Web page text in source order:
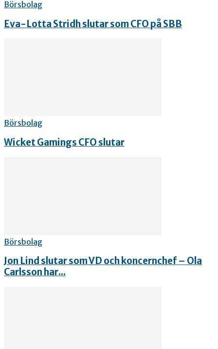
Börsbolag
Eva-Lotta Stridh slutar som CFO på SBB
Börsbolag
Wicket Gamings CFO slutar
Börsbolag
Jon Lind slutar som VD och koncernchef – Ola
Carlsson har...